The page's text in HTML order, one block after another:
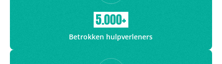
5.000+
Betrokken hulpverleners